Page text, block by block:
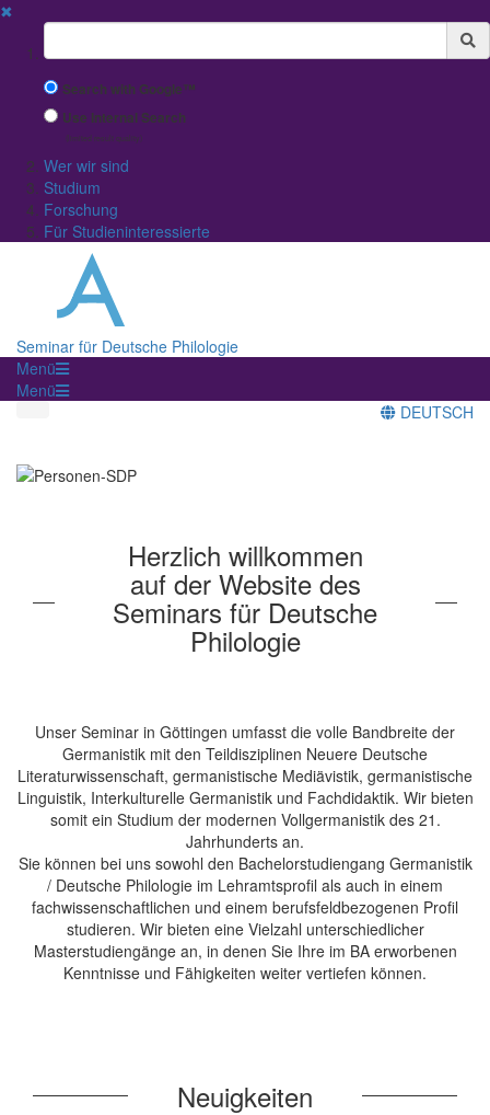
✖
Suchbegriff
Search with Google™
Use Internal Search
(limited result quality)
Wer wir sind
Studium
Forschung
Für Studieninteressierte
Seminar für Deutsche Philologie
Menü
Menü
DEUTSCH
Herzlich willkommen
auf der Website des
Seminars für Deutsche
Philologie
Unser Seminar in Göttingen umfasst die volle Bandbreite der
Germanistik mit den Teildisziplinen Neuere Deutsche
Literaturwissenschaft, germanistische Mediävistik, germanistische
Linguistik, Interkulturelle Germanistik und Fachdidaktik. Wir bieten
somit ein Studium der modernen Vollgermanistik des 21.
Jahrhunderts an.
Sie können bei uns sowohl den Bachelorstudiengang Germanistik
/ Deutsche Philologie im Lehramtsprofil als auch in einem
fachwissenschaftlichen und einem berufsfeldbezogenen Profil
studieren. Wir bieten eine Vielzahl unterschiedlicher
Masterstudiengänge an, in denen Sie Ihre im BA erworbenen
Kenntnisse und Fähigkeiten weiter vertiefen können.
Neuigkeiten